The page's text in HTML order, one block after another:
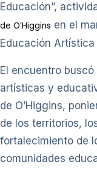
Educación”,
de O’Higgins en el
Educación
El encuentro
artísticas y
de O’Higgins,
de los territorios,
fortalecimiento de
comunidades